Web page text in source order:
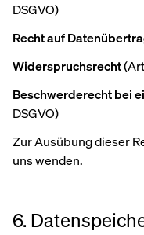
DSGVO)
Recht auf
Widerspruchsrecht
Beschwerderecht bei
DSGVO)
Zur Ausübung dieser
uns wenden.
6.